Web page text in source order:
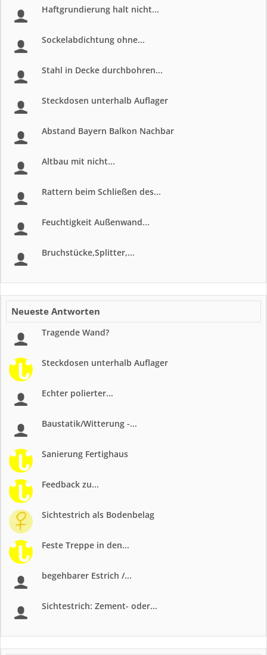
Haftgrundierung halt nicht...
Sockelabdichtung ohne...
Stahl in Decke durchbohren...
Steckdosen unterhalb Auflager
Abstand Bayern Balkon Nachbar
Altbau mit nicht...
Rattern beim Schließen des...
Feuchtigkeit Außenwand...
Bruchstücke,Splitter,...
Neueste Antworten
Tragende Wand?
Steckdosen unterhalb Auflager
Echter polierter...
Baustatik/Witterung -...
Sanierung Fertighaus
Feedback zu...
Sichtestrich als Bodenbelag
Feste Treppe in den...
begehbarer Estrich /...
Sichtestrich: Zement- oder...